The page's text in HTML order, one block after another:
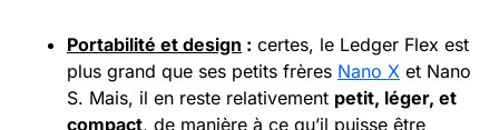
Portabilité et design : certes, le Ledger Flex est
plus grand que ses petits frères Nano X et Nano
S. Mais, il en reste relativement petit, léger, et
compact, de manière à ce qu’il puisse être